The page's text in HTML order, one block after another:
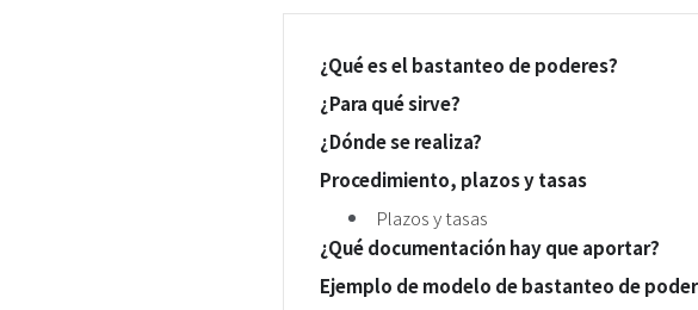
¿Qué es el bastanteo de poderes?
¿Para qué sirve?
¿Dónde se realiza?
Procedimiento, plazos y tasas
Plazos y tasas
¿Qué documentación hay que aportar?
Ejemplo de modelo de bastanteo de